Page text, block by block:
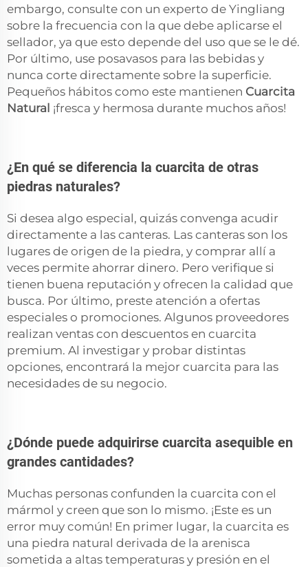
embargo, consulte con un experto de Yingliang
sobre la frecuencia con la que debe aplicarse el
sellador, ya que esto depende del uso que se le dé.
Por último, use posavasos para las bebidas y
nunca corte directamente sobre la superficie.
Pequeños hábitos como este mantienen Cuarcita
Natural ¡fresca y hermosa durante muchos años!
¿En qué se diferencia la cuarcita de otras
piedras naturales?
Si desea algo especial, quizás convenga acudir
directamente a las canteras. Las canteras son los
lugares de origen de la piedra, y comprar allí a
veces permite ahorrar dinero. Pero verifique si
tienen buena reputación y ofrecen la calidad que
busca. Por último, preste atención a ofertas
especiales o promociones. Algunos proveedores
realizan ventas con descuentos en cuarcita
premium. Al investigar y probar distintas
opciones, encontrará la mejor cuarcita para las
necesidades de su negocio.
¿Dónde puede adquirirse cuarcita asequible en
grandes cantidades?
Muchas personas confunden la cuarcita con el
mármol y creen que son lo mismo. ¡Este es un
error muy común! En primer lugar, la cuarcita es
una piedra natural derivada de la arenisca
sometida a altas temperaturas y presión en el